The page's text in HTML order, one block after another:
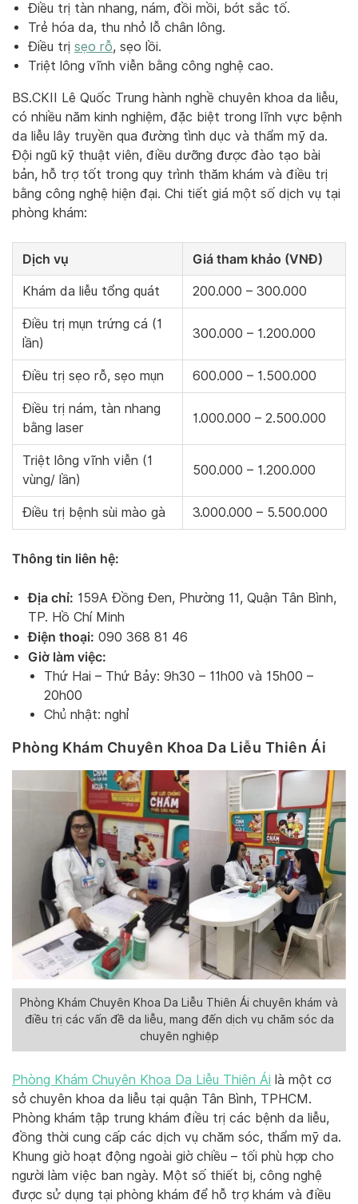
Điều trị tàn nhang, nám, đồi mồi, bớt sắc tố.
Trẻ hóa da, thu nhỏ lỗ chân lông.
Điều trị sẹo rỗ, sẹo lồi.
Triệt lông vĩnh viễn bằng công nghệ cao.
BS.CKII Lê Quốc Trung hành nghề chuyên khoa da liễu,
có nhiều năm kinh nghiệm, đặc biệt trong lĩnh vực bệnh
da liễu lây truyền qua đường tình dục và thẩm mỹ da.
Đội ngũ kỹ thuật viên, điều dưỡng được đào tạo bài
bản, hỗ trợ tốt trong quy trình thăm khám và điều trị
bằng công nghệ hiện đại. Chi tiết giá một số dịch vụ tại
phòng khám:
Dịch vụ Giá tham khảo (VNĐ)
Khám da liễu tổng quát 200.000 – 300.000
Điều trị mụn trứng cá (1
lần)
300.000 – 1.200.000
Điều trị sẹo rỗ, sẹo mụn 600.000 – 1.500.000
Điều trị nám, tàn nhang
bằng laser
1.000.000 – 2.500.000
Triệt lông vĩnh viễn (1
vùng/ lần)
500.000 – 1.200.000
Điều trị bệnh sùi mào gà 3.000.000 – 5.500.000
Thông tin liên hệ:
Địa chỉ: 159A Đồng Đen, Phường 11, Quận Tân Bình,
TP. Hồ Chí Minh
Điện thoại: 090 368 81 46
Giờ làm việc:
Thứ Hai – Thứ Bảy: 9h30 – 11h00 và 15h00 –
20h00
Chủ nhật: nghỉ
Phòng Khám Chuyên Khoa Da Liễu Thiên Ái
Phòng Khám Chuyên Khoa Da Liễu Thiên Ái chuyên khám và
điều trị các vấn đề da liễu, mang đến dịch vụ chăm sóc da
chuyên nghiệp
Phòng Khám Chuyên Khoa Da Liễu Thiên Ái là một cơ
sở chuyên khoa da liễu tại quận Tân Bình, TPHCM.
Phòng khám tập trung khám điều trị các bệnh da liễu,
đồng thời cung cấp các dịch vụ chăm sóc, thẩm mỹ da.
Khung giờ hoạt động ngoài giờ chiều – tối phù hợp cho
người làm việc ban ngày. Một số thiết bị, công nghệ
được sử dụng tại phòng khám để hỗ trợ khám và điều